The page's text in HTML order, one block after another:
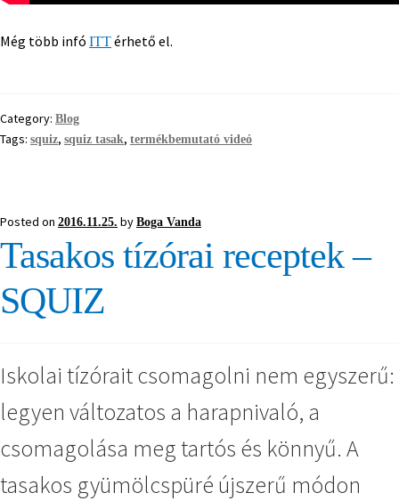
Még több infó ITTérhető el.
Category: Blog
Tags: squiz, squiz tasak, termékbemutató videó
Posted on 2016.11.25. by Boga Vanda
Tasakos tízórai receptek –
SQUIZ
Iskolai tízórait csomagolni nem egyszerű:
legyen változatos a harapnivaló, a
csomagolása meg tartós és könnyű. A
tasakos gyümölcspüré újszerű módon